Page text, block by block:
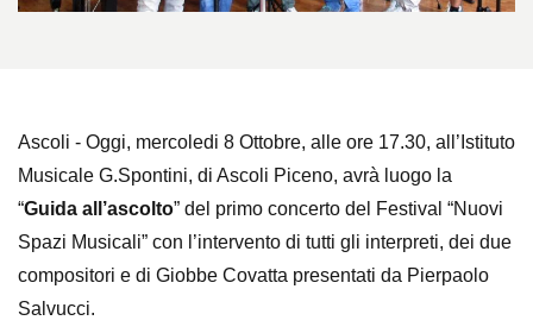
Ascoli - Oggi, mercoledi 8 Ottobre, alle ore 17.30, all’Istituto
Musicale G.Spontini, di Ascoli Piceno, avrà luogo la
“Guida all’ascolto” del primo concerto del Festival “Nuovi
Spazi Musicali” con l’intervento di tutti gli interpreti, dei due
compositori e di Giobbe Covatta presentati da Pierpaolo
Salvucci.